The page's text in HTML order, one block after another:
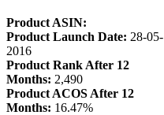
Product ASIN:
Product Launch Date: 28-05-
2016
Product Rank After 12
Months: 2,490
Product ACOS After 12
Months: 16.47%